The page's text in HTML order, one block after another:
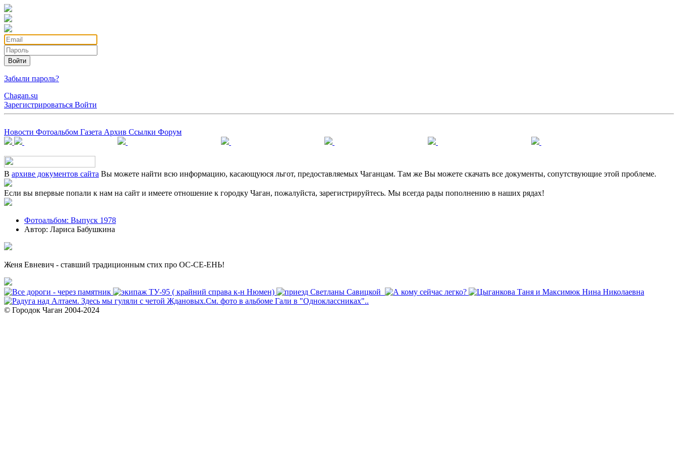
Войти
Забыли пароль?
Chagan.su
Зарегистрироваться Войти
Новости Фотоальбом Газета Архив Ссылки Форум
В архиве документов сайта Вы можете найти всю информацию, касающуюся льгот, предоставляемых Чаганцам. Там же Вы можете скачать все документы, сопутствующие этой проблеме.
Если вы впервые попали к нам на сайт и имеете отношение к городку Чаган, пожалуйста, зарегистрируйтесь. Мы всегда рады пополнению в наших рядах!
Фотоальбом: Выпуск 1978
Автор: Лариса Бабушкина
Женя Евневич - ставший традиционным стих про ОС-СЕ-ЕНЬ!
© Городок Чаган 2004-2024